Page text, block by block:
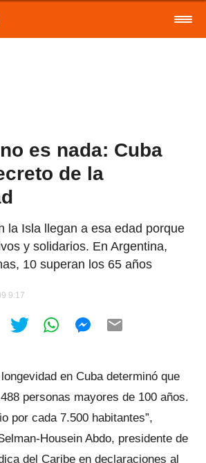
es nada: Cuba
de la
la Isla llegan a esa edad porque
y solidarios. En Argentina,
10 superan los 65 años
9:17
en Cuba determinó que
personas mayores de 100 años.
por cada 7.500 habitantes”,
Housein Abdo, presidente de
del Caribe en declaraciones al